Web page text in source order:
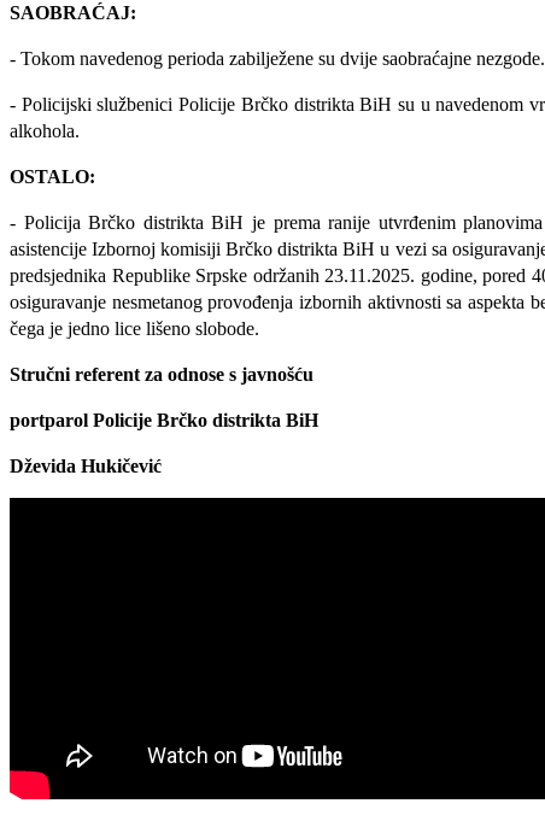
SAOBRAĆAJ:
- Tokom navedenog perioda zabilježene su dvije saobraćajne nezgode.
- Policijski službenici Policije Brčko distrikta BiH su u navedenom
alkohola.
OSTALO:
- Policija Brčko distrikta BiH je prema ranije utvrđenim
asistencije Izbornoj komisiji Brčko distrikta BiH u vezi sa
predsjednika Republike Srpske održanih 23.11.2025. godine,
osiguravanje nesmetanog provođenja izbornih aktivnosti sa
čega je jedno lice lišeno slobode.
Stručni referent za odnose s javnošću
portparol Policije Brčko distrikta BiH
Dževida Hukičević